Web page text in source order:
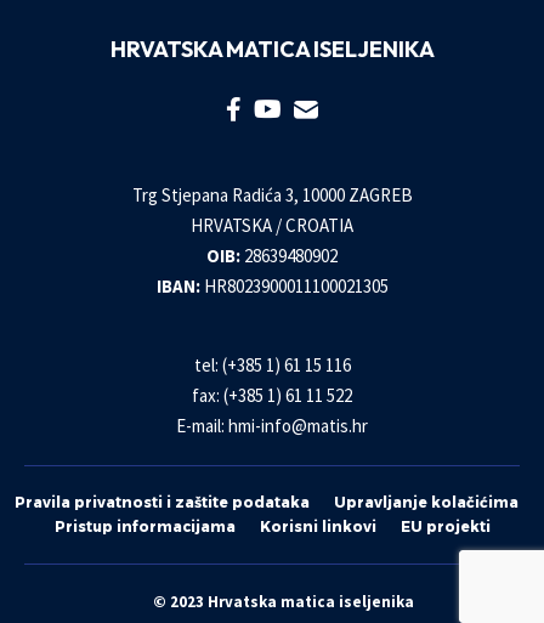
HRVATSKA MATICA ISELJENIKA
Trg Stjepana Radića 3, 10000 ZAGREB
HRVATSKA / CROATIA
OIB: 28639480902
IBAN: HR8023900011100021305
tel: (+385 1) 61 15 116
fax: (+385 1) 61 11 522
E-mail: hmi-info@matis.hr
Pravila privatnosti i zaštite podataka
Upravljanje kolačićima
Pristup informacijama
Korisni linkovi EU projekti
© 2023 Hrvatska matica iseljenika